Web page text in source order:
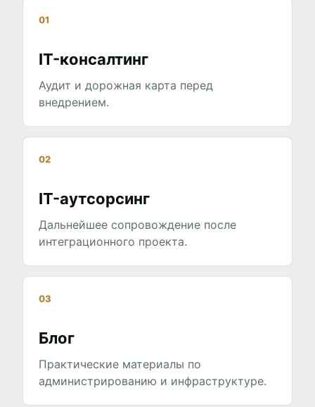
01
IT-консалтинг
Аудит и дорожная карта перед
внедрением.
02
IT-аутсорсинг
Дальнейшее сопровождение после
интеграционного проекта.
03
Блог
Практические материалы по
администрированию и инфраструктуре.